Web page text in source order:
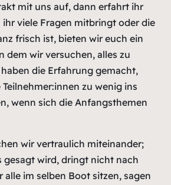
mit uns auf, dann erfahrt ihr
ihr viele Fragen mitbringt oder die
frisch ist, bieten wir euch ein
dem wir versuchen, alles zu
die Erfahrung gemacht,
zu wenig ins
wenn sich die Anfangsthemen
wir vertraulich miteinander;
gesagt wird, dringt nicht nach
alle im selben Boot sitzen, sagen